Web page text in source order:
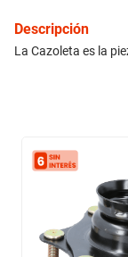
Descripción
La Cazoleta es la